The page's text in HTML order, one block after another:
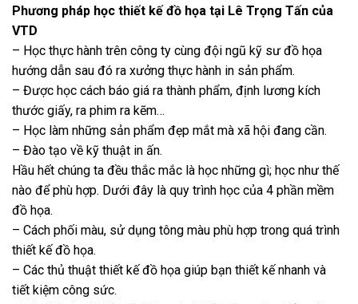
Một số sản phẩm học thiết kế đồ họa tại Lê Trọng Tấn: